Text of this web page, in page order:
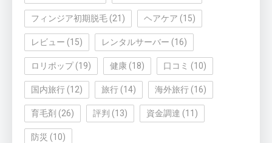
フィンジア初期脱毛 (21) ヘアケア (15)
レビュー (15) レンタルサーバー (16)
ロリポップ(19) 健康 (18) 口コミ (10)
国内旅行 (12) 旅行 (14) 海外旅行 (16)
育毛剤 (26) 評判 (13) 資金調達 (11)
防災 (10)